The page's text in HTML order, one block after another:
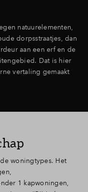
natuurelementen,
dorpsstraatjes, dan
aan een erf en de
Dat is hier
vertaling gemaakt
woningtypes. Het
1 kapwoningen,